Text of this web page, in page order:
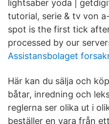
lightsaber yoda |
tutorial, serie & tv von
spot is the first tick
processed by our
Assistansbolaget
Här kan du sälja och
båtar, inredning och
reglerna ser olika ut i
beställer en vara från